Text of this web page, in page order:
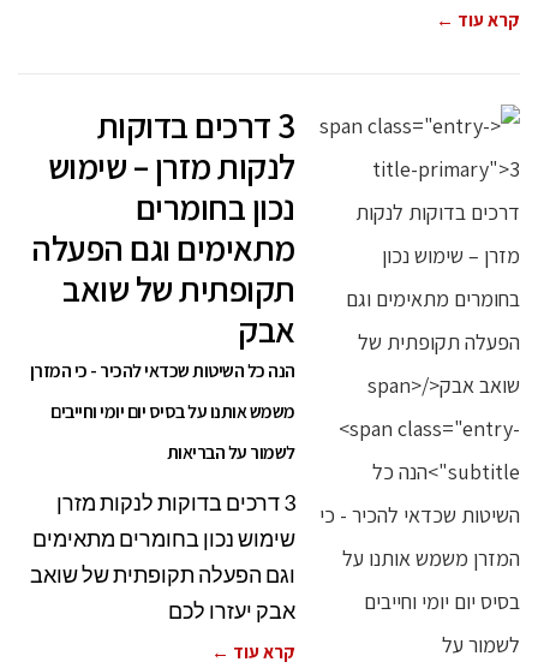
קרא עוד ←
3 דרכים בדוקות
לנקות מזרן – שימוש
נכון בחומרים
מתאימים וגם הפעלה
תקופתית של שואב
אבק
הנה כל השיטות שכדאי להכיר - כי המזרן
משמש אותנו על בסיס יום יומי וחייבים
לשמור על הבריאות
3 דרכים בדוקות לנקות מזרן
שימוש נכון בחומרים מתאימים
וגם הפעלה תקופתית של שואב
אבק יעזרו לכם
קרא עוד ←